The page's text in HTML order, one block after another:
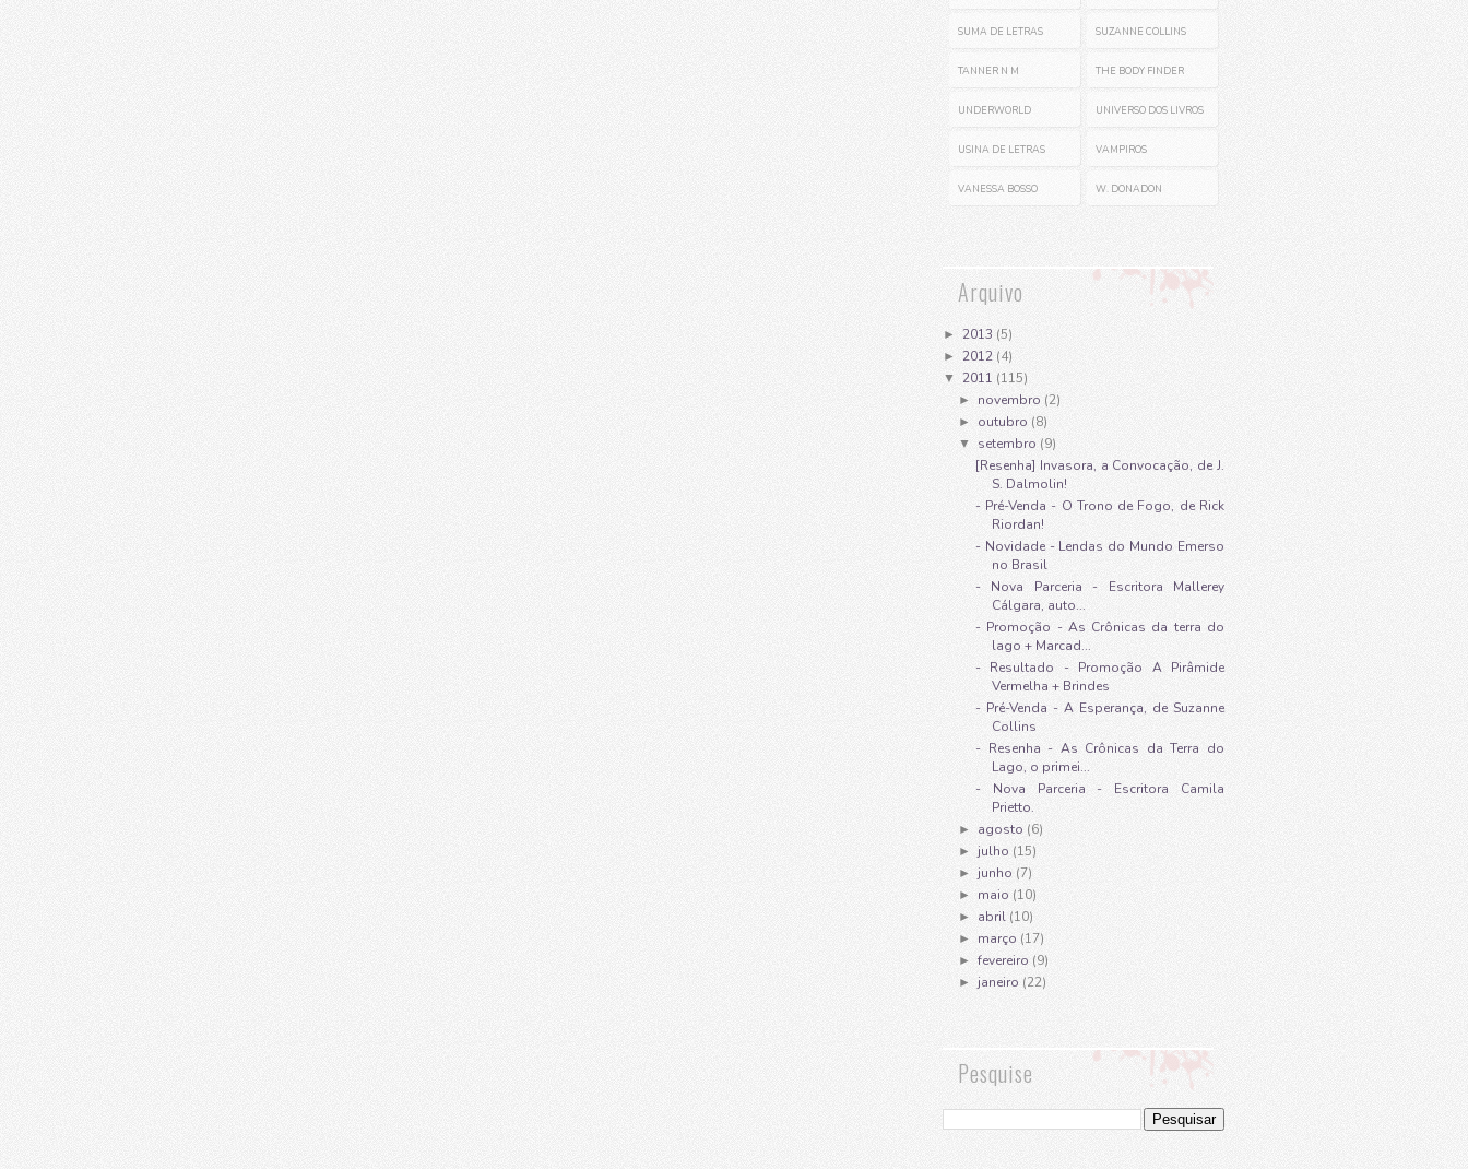
SUMA DE LETRAS SUZANNE COLLINS
TANNER N M THE BODY FINDER
UNDERWORLD UNIVERSO DOS LIVROS
USINA DE LETRAS VAMPIROS
VANESSA BOSSO W. DONADON
Arquivo
► 2013 (5)
► 2012 (4)
▼ 2011 (115)
► novembro (2)
► outubro (8)
▼ setembro (9)
[Resenha] Invasora, a Convocação, de J.
S. Dalmolin!
- Pré-Venda - O Trono de Fogo, de Rick
Riordan!
- Novidade - Lendas do Mundo Emerso
no Brasil
- Nova Parceria - Escritora Mallerey
Cálgara, auto...
- Promoção - As Crônicas da terra do
lago + Marcad...
- Resultado - Promoção A Pirâmide
Vermelha + Brindes
- Pré-Venda - A Esperança, de Suzanne
Collins
- Resenha - As Crônicas da Terra do
Lago, o primei...
- Nova Parceria - Escritora Camila
Prietto.
► agosto (6)
► julho (15)
► junho (7)
► maio (10)
► abril (10)
► março (17)
►fevereiro (9)
► janeiro (22)
Pesquise